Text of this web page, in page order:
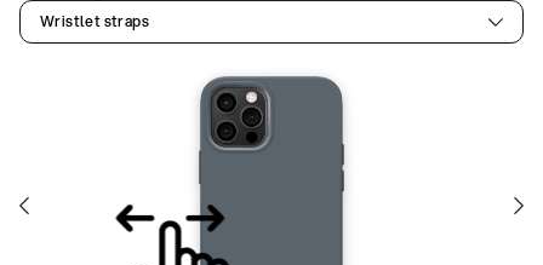
Wristlet straps